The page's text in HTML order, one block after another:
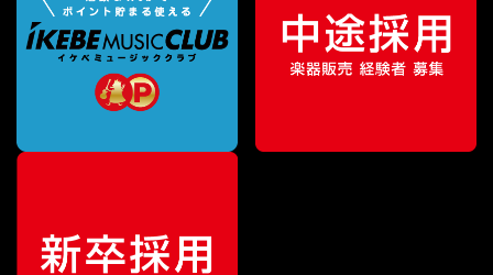
販売価格¥44,000（税込）